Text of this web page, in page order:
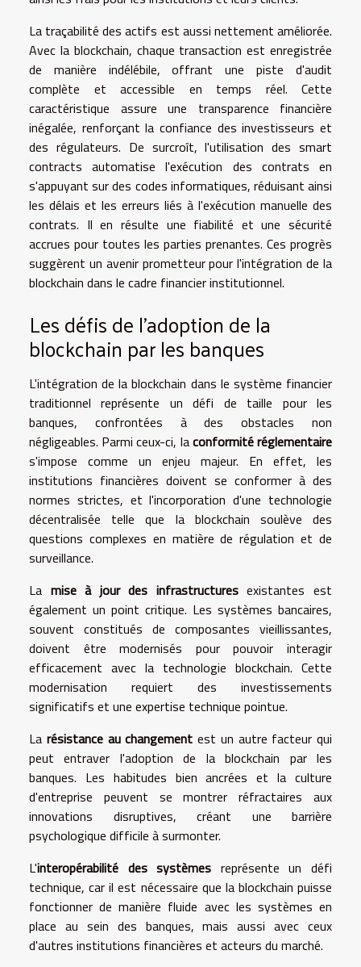
La traçabilité des actifs est aussi nettement améliorée.
Avec la blockchain, chaque transaction est enregistrée
de manière indélébile, offrant une piste d'audit
complète et accessible en temps réel. Cette
caractéristique assure une transparence financière
inégalée, renforçant la confiance des investisseurs et
des régulateurs. De surcroît, l'utilisation des smart
contracts automatise l'exécution des contrats en
s'appuyant sur des codes informatiques, réduisant ainsi
les délais et les erreurs liés à l'exécution manuelle des
contrats. Il en résulte une fiabilité et une sécurité
accrues pour toutes les parties prenantes. Ces progrès
suggèrent un avenir prometteur pour l'intégration de la
blockchain dans le cadre financier institutionnel.
Les défis de l'adoption de la
blockchain par les banques
L'intégration de la blockchain dans le système financier
traditionnel représente un défi de taille pour les
banques, confrontées à des obstacles non
négligeables. Parmi ceux-ci, laconformité réglementaire
s'impose comme un enjeu majeur. En effet, les
institutions financières doivent se conformer à des
normes strictes, et l'incorporation d'une technologie
décentralisée telle que la blockchain soulève des
questions complexes en matière de régulation et de
surveillance.
La mise à jour des infrastructuresexistantes est
également un point critique. Les systèmes bancaires,
souvent constitués de composantes vieillissantes,
doivent être modernisés pour pouvoir interagir
efficacement avec la technologie blockchain. Cette
modernisation requiert des investissements
significatifs et une expertise technique pointue.
La résistance au changement est un autre facteur qui
peut entraver l'adoption de la blockchain par les
banques. Les habitudes bien ancrées et la culture
d'entreprise peuvent se montrer réfractaires aux
innovations disruptives, créant une barrière
psychologique difficile à surmonter.
L'interopérabilité des systèmes représente un défi
technique, car il est nécessaire que la blockchain puisse
fonctionner de manière fluide avec les systèmes en
place au sein des banques, mais aussi avec ceux
d'autres institutions financières et acteurs du marché.